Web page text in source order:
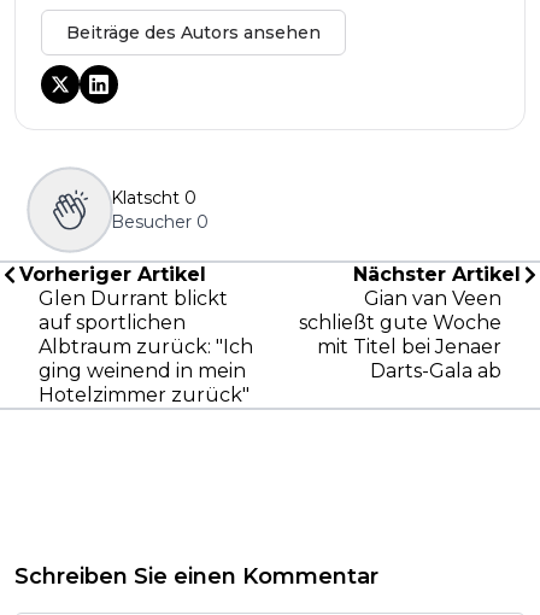
Beiträge des Autors ansehen
Klatscht 0
Besucher 0
Vorheriger Artikel
Glen Durrant blickt
auf sportlichen
Albtraum zurück: "Ich
ging weinend in mein
Hotelzimmer zurück"
Nächster Artikel
Gian van Veen
schließt gute Woche
mit Titel bei Jenaer
Darts-Gala ab
Schreiben Sie einen Kommentar